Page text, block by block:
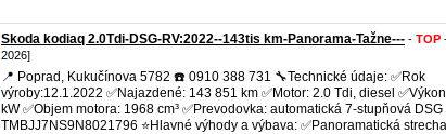
Skoda kodiaq 2.0Tdi-DSG-RV:2022--143tis km-Panorama-Tažne--- - TOP
2026]
📍 Poprad, Kukučínova 5782 ☎️ 0910 388 731 🔧Technické údaje: ✅Rok
výroby:12.1.2022 ✅Najazdené: 143 851 km ✅Motor: 2.0 Tdi, diesel
kW ✅Objem motora: 1968 cm³ ✅Prevodovka: automatická 7-stupňová DSG
TMBJJ7NS9N8021796 ⭐Hlavné výhody a výbava: ✅Panoramatická